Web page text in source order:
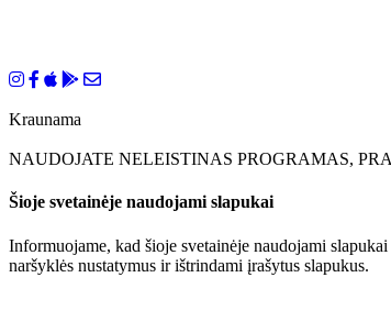
Kraunama
NAUDOJATE NELEISTINAS PROGRAMAS,
Šioje svetainėje naudojami slapukai
Informuojame, kad šioje svetainėje naudojami
naršyklės nustatymus ir ištrindami įrašytus slapukus.